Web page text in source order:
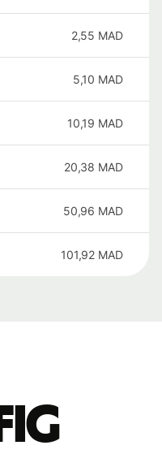
2,55 MAD
5,10 MAD
10,19 MAD
20,38 MAD
50,96 MAD
101,92 MAD